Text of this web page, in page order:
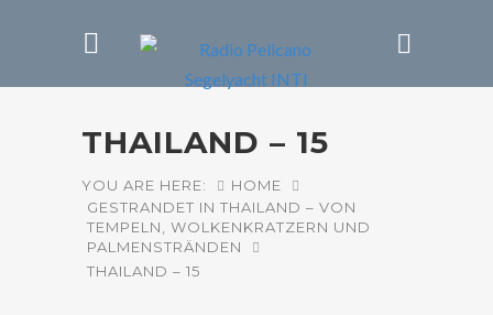
THAILAND – 15
YOU ARE HERE:
HOME
GESTRANDET IN THAILAND – VON
TEMPELN, WOLKENKRATZERN UND
PALMENSTRÄNDEN
THAILAND – 15